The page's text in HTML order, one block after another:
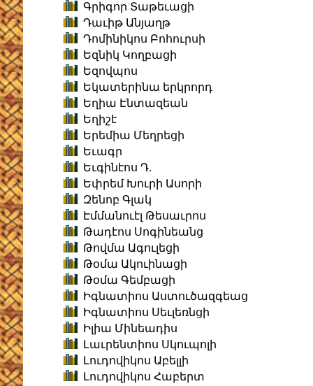
Գրիգոր Տաթեւացի
Դաւիթ Անյաղթ
Դոմինիկոս Բոհուրսի
Եզնիկ Կողբացի
Եզովպոս
Եկատերինա երկրորդ
Եղիա Էնտազեան
Եղիշէ
Երեմիա Մեղրեցի
Եւագր
Եւգինէոս Դ.
Եփրեմ Խուրի Ասորի
Զենոբ Գլակ
Էմմանուէլ Թեսաւրոս
Թադէոս Սոգինեանց
Թովմա Ագուլեցի
Թօմա Ակուինացի
Թօմա Գեմբացի
Իգնատիոս Աստուծազգեաց
Իգնատիոս Սեւլեռնցի
Իլիա Մինեադիս
Լաւրենտիոս Սկուպոլի
Լուդովիկոս Աբելլի
Լուդովիկոս Հաբերտ